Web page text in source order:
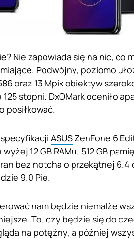
Nie zapowiada się na nic, co
Podwójny, poziomo
oraz 13 Mpix obiektyw
stopni. DxOMark oceniło
posiłkować.
ASUS ZenFone 6
12 GB RAMu, 512 GB
bez notcha o przekątnej 6.4
9.0 Pie.
nam będzie niemalże
To, czy będzie się do
na potężny, a później